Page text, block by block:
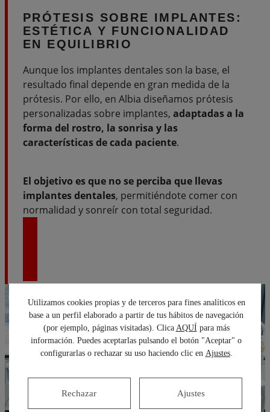
PRÓTESIS SOBRE IMPLANTES:
ESTÉTICA Y FUNCIONALIDAD
EN EQUILIBRIO
Aunque los implantes dentales son la base, el
resultado final depende en gran medida de la
prótesis. Por ello, en Albia diseñamos prótesis
personalizadas sobre implantes, adaptadas a la
forma del rostro, la sonrisa y las
características de cada paciente.
El objetivo es que no se perciba que llevas
implantes dentales, permitiéndote comer con
normalidad y sonreír con total seguridad.
Utilizamos cookies propias y de terceros para fines analíticos en
base a un perfil elaborado a partir de tus hábitos de navegación
(por ejemplo, páginas visitadas). Clica AQUÍ para más
información. Puedes aceptarlas pulsando el botón "Aceptar" o
configurarlas o rechazar su uso haciendo clic en Ajustes.
Rechazar Ajustes